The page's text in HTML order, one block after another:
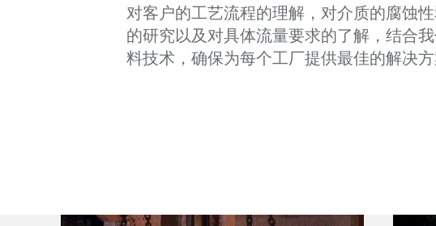
对客户的工艺流程的理解，对介质的腐蚀
的研究以及对具体流量要求的了解，结合
料技术，确保为每个工厂提供最佳的解决方